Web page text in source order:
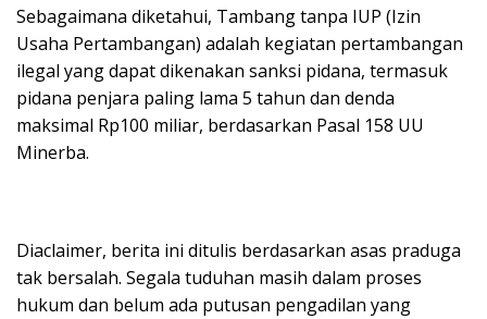
Sebagaimana diketahui, Tambang tanpa IUP (Izin
Usaha Pertambangan) adalah kegiatan pertambangan
ilegal yang dapat dikenakan sanksi pidana, termasuk
pidana penjara paling lama 5 tahun dan denda
maksimal Rp100 miliar, berdasarkan Pasal 158 UU
Minerba.
Diaclaimer, berita ini ditulis berdasarkan asas praduga
tak bersalah. Segala tuduhan masih dalam proses
hukum dan belum ada putusan pengadilan yang